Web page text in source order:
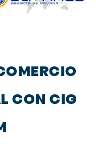
CON CIG